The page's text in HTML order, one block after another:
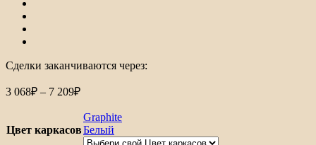
Сделки заканчиваются через:
3 068₽ – 7 209₽Диапазон
3
068₽
Цвет каркасов
Graphite
Белый